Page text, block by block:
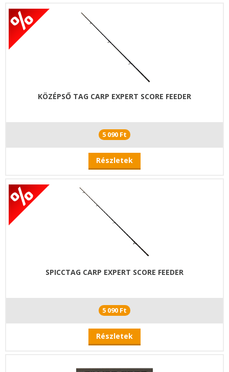
KÖZÉPSŐ TAG CARP EXPERT SCORE FEEDER
5 090 Ft
Részletek
SPICCTAG CARP EXPERT SCORE FEEDER
5 090 Ft
Részletek